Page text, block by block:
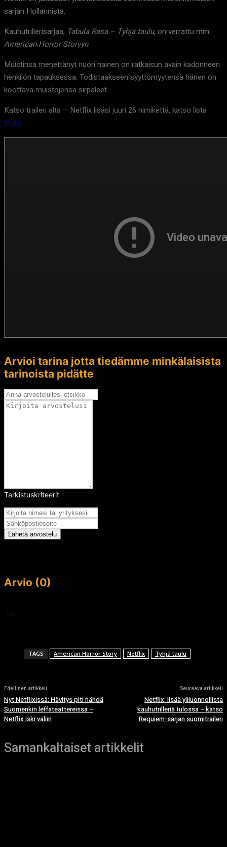
sarjan Hollannista.
Kauhutrillerisarjaa, Tabula Rasa – Tyhjä taulu, on verrattu mm.
American Horror Storyyn.
Muistinsa menettänyt nuori nainen on ratkaisun avain kadonneen
henkilön tapauksessa. Todistaakseen syyttömyytensä hänen on
koottava muistojensa sirpaleet.
Katso traileri alta – Netflix lisäsi juuri 26 nimikettä, katso lista
täällä.
Arvioi tarina jotta tiedämme minkälaisista
tarinoista pidätte
Tarkistuskriteerit
Lähetä arvostelu
Arvio (0)
TAGS American Horror Story Netflix Tyhjä taulu
Edellinen artikkeli
Nyt Netflixissä: Hävitys piti nähdä
Suomenkin leffateattereissa –
Netflix iski väliin
Seuraava artikkeli
Netflix: lisää yliluonnollista
kauhutrilleriä tulossa – katso
Requiem-sarjan suomitraileri
Samankaltaiset artikkelit